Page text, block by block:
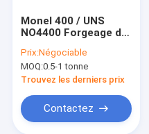
Monel 400 / UNS
NO4400 Forgeage de
forgées/ lingots
Barres rondes
Prix:Négociable
MOQ:0.5-1 tonne
Trouvez les derniers prix
Contactez